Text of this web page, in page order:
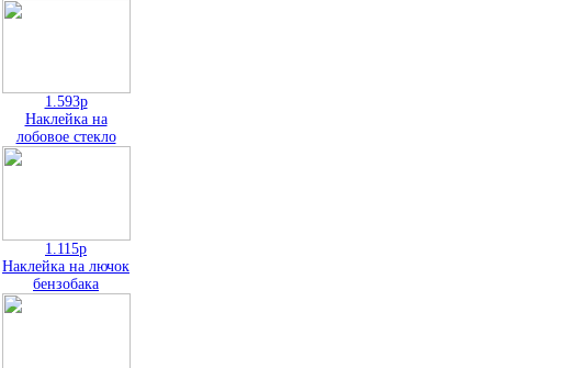
1.593р
Наклейка на
лобовое стекло
1.115р
Наклейка на лючок
бензобака